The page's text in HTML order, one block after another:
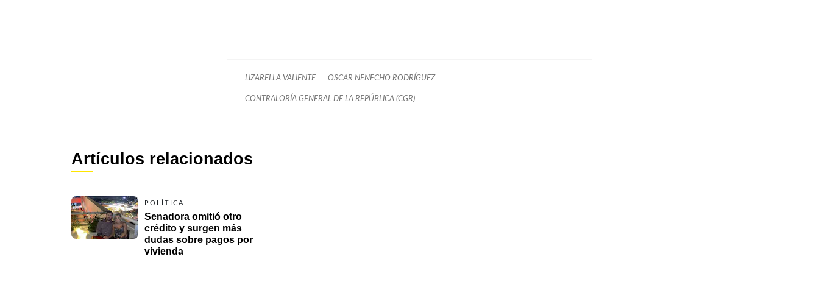
LIZARELLA VALIENTE OSCAR NENECHO RODRÍGUEZ
CONTRALORÍA GENERAL DE LA REPÚBLICA (CGR)
Artículos relacionados
POLÍTICA
Senadora omitió otro
crédito y surgen más
dudas sobre pagos por
vivienda